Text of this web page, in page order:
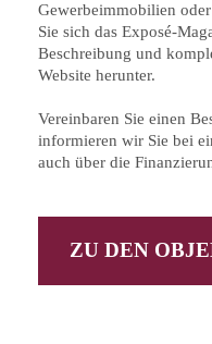
Gewerbeimmobilien
Sie sich das Exposé-
Beschreibung und
Website herunter.
Vereinbaren Sie einen
informieren wir Sie bei
auch über die
ZU DEN